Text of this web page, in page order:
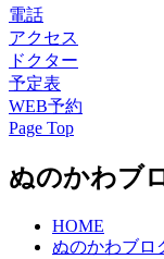
電話
アクセス
ドクター
予定表
WEB予約
Page Top
ぬのかわブ
HOME
ぬのかわブロ